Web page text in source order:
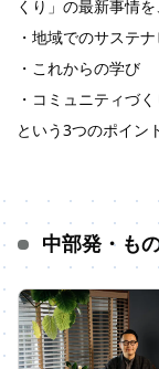
くり」の最新事情を
・地域でのサステ
・これからの学び
・コミュニティづく
という3つのポイン
中部発・も